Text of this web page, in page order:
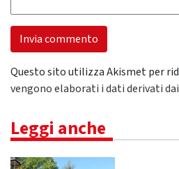
Questo sito utilizza Akismet per
vengono elaborati i dati derivati
Leggi anche